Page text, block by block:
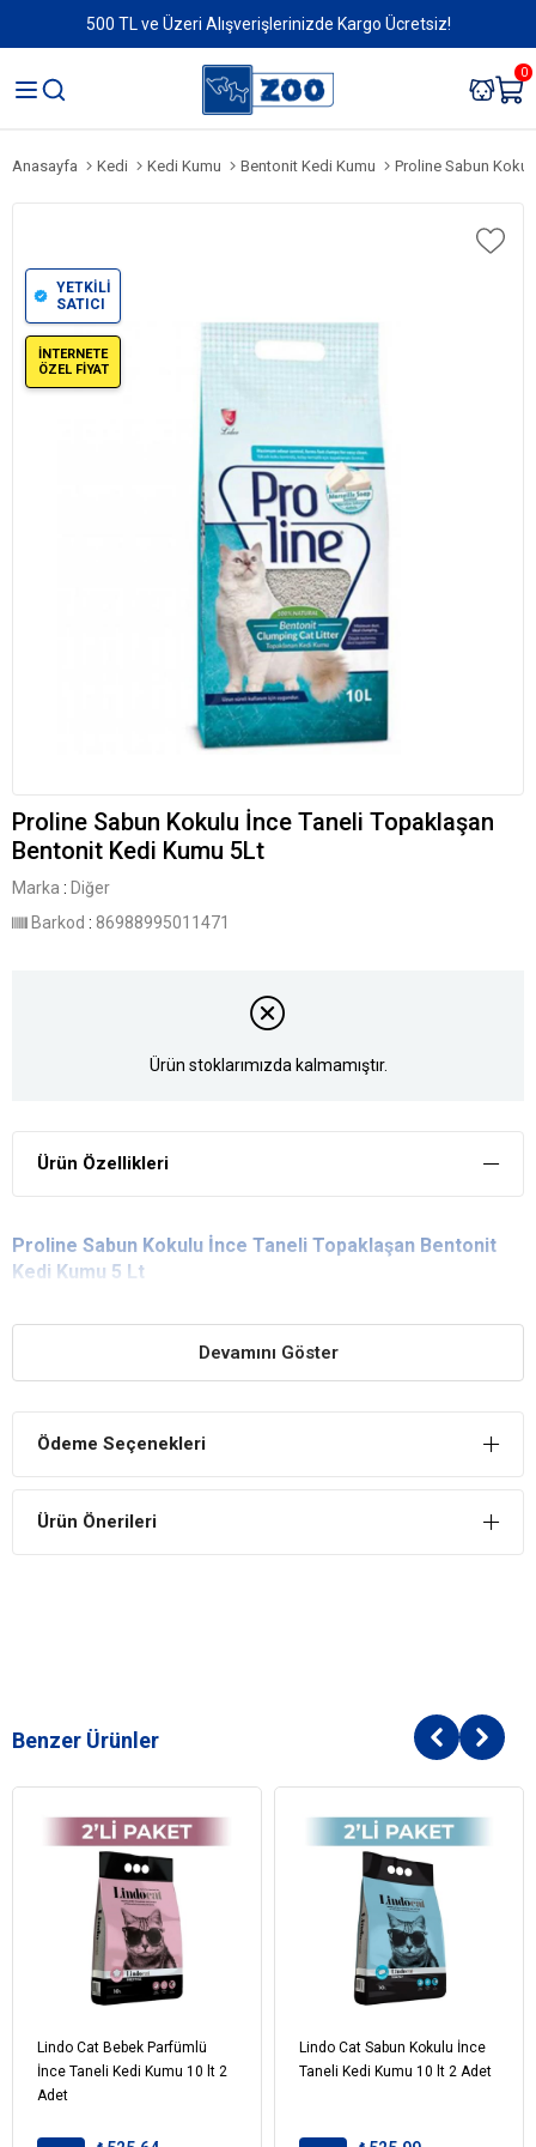
500 TL ve Üzeri Alışverişlerinizde Kargo Ücretsiz!
0
Anasayfa Kedi Kedi Kumu Bentonit Kedi Kumu Proline Sabun Kokulu
YETKİLİ
SATICI
İNTERNETE
ÖZEL FİYAT
Proline Sabun Kokulu İnce Taneli Topaklaşan
Bentonit Kedi Kumu 5Lt
Marka : Diğer
Barkod : 86988995011471
Ürün stoklarımızda kalmamıştır.
Ürün Özellikleri
Proline Sabun Kokulu İnce Taneli Topaklaşan Bentonit
Kedi Kumu 5 Lt
Devamını Göster
Ödeme Seçenekleri
Ürün Önerileri
Benzer Ürünler
Lindo Cat Bebek Parfümlü
İnce Taneli Kedi Kumu 10 lt 2
Adet
Lindo Cat Sabun Kokulu İnce
Taneli Kedi Kumu 10 lt 2 Adet